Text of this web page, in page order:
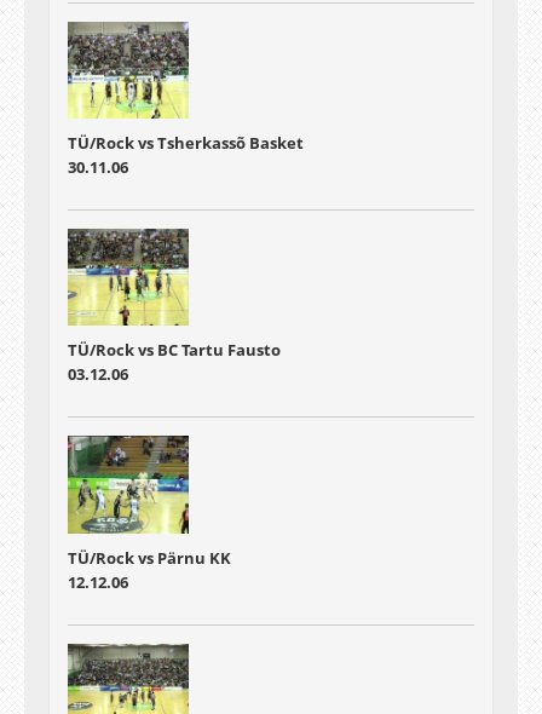
TÜ/Rock vs Tsherkassõ Basket
30.11.06
TÜ/Rock vs BC Tartu Fausto
03.12.06
TÜ/Rock vs Pärnu KK
12.12.06